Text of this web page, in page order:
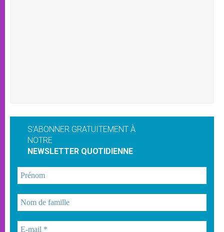
S'ABONNER GRATUITEMENT À
NOTRE
NEWSLETTER QUOTIDIENNE